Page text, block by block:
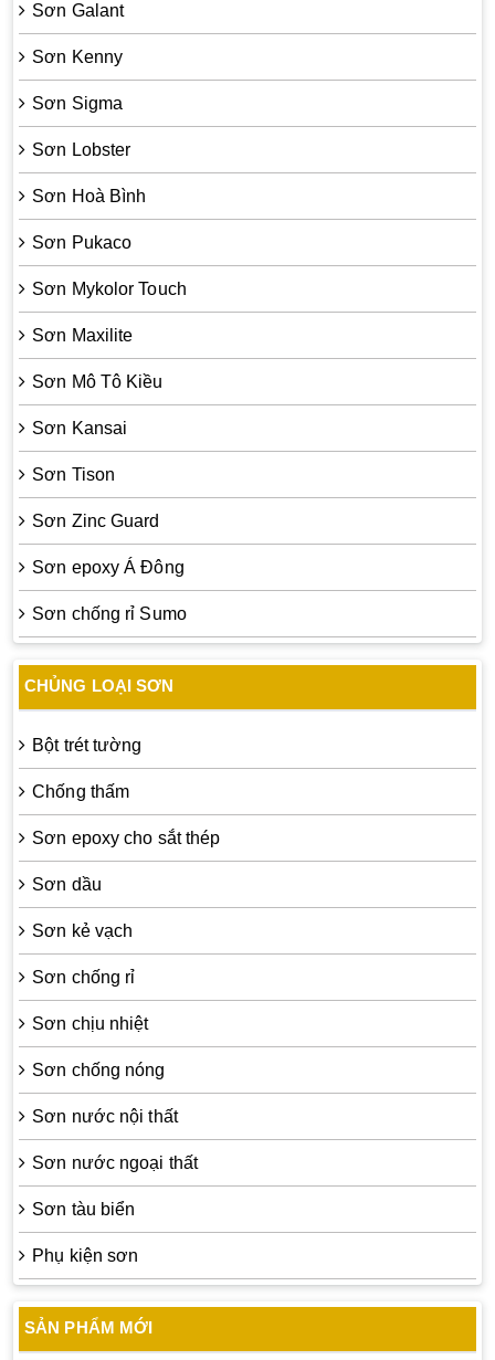
Sơn Galant
Sơn Kenny
Sơn Sigma
Sơn Lobster
Sơn Hoà Bình
Sơn Pukaco
Sơn Mykolor Touch
Sơn Maxilite
Sơn Mô Tô Kiều
Sơn Kansai
Sơn Tison
Sơn Zinc Guard
Sơn epoxy Á Đông
Sơn chống rỉ Sumo
CHỦNG LOẠI SƠN
Bột trét tường
Chống thấm
Sơn epoxy cho sắt thép
Sơn dầu
Sơn kẻ vạch
Sơn chống rỉ
Sơn chịu nhiệt
Sơn chống nóng
Sơn nước nội thất
Sơn nước ngoại thất
Sơn tàu biển
Phụ kiện sơn
SẢN PHẨM MỚI